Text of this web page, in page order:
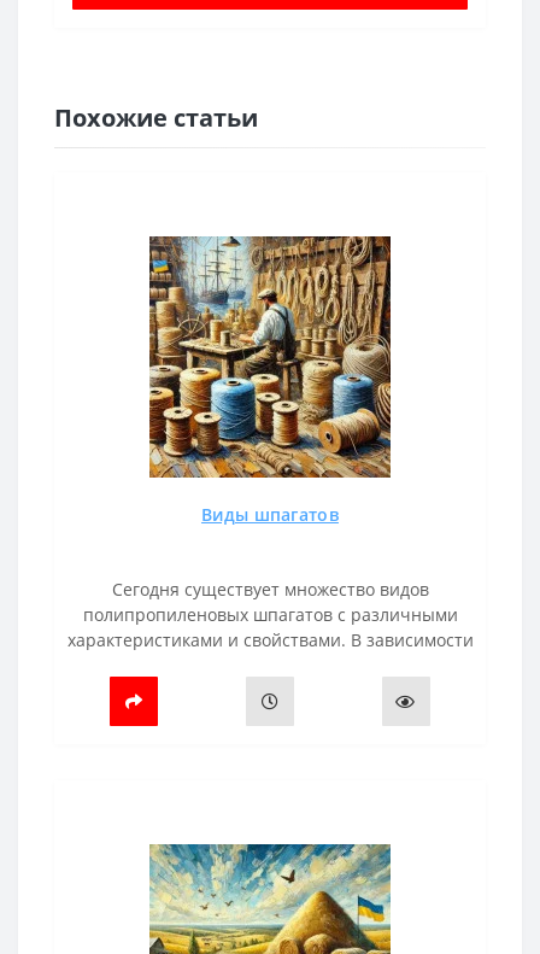
Похожие статьи
Виды шпагатов
Сегодня существует множество видов
полипропиленовых шпагатов с различными
характеристиками и свойствами. В зависимости
классифицируются для:Рулонных пресс-подб..